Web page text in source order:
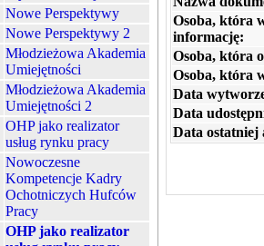
Nowe Perspektywy
Nowe Perspektywy 2
Młodzieżowa Akademia
Umiejętności
Młodzieżowa Akademia
Umiejętności 2
OHP jako realizator
usług rynku pracy
Nowoczesne
Kompetencje Kadry
Ochotniczych Hufców
Pracy
OHP jako realizator
Osoba, która
informację:
Osoba, która
Osoba, która
Data
Data
Data